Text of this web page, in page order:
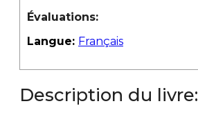
Évaluations:
Langue: Français
Description du livre: